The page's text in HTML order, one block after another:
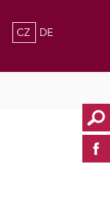
CZ DE